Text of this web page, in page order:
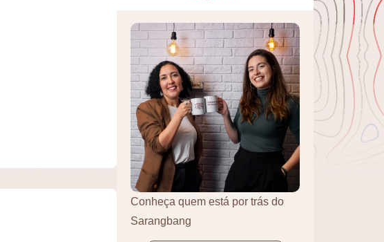
Conheça quem está por trás do
Sarangbang